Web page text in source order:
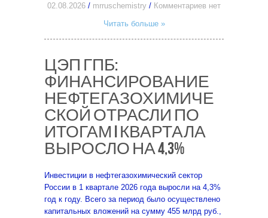
02.08.2026 / mrruschemistry / Комментариев нет
Читать больше »
ЦЭП ГПБ:
ФИНАНСИРОВАНИЕ
НЕФТЕГАЗОХИМИЧЕ
СКОЙ ОТРАСЛИ ПО
ИТОГАМ I КВАРТАЛА
ВЫРОСЛО НА 4,3%
Инвестиции в нефтегазохимический сектор
России в 1 квартале 2026 года выросли на 4,3%
год к году. Всего за период было осуществлено
капитальных вложений на сумму 455 млрд руб.,